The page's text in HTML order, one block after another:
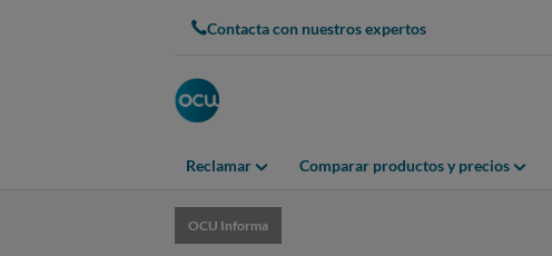
Contacta con nuestros expertos
Reclamar Comparar productos y precios
OCU Informa